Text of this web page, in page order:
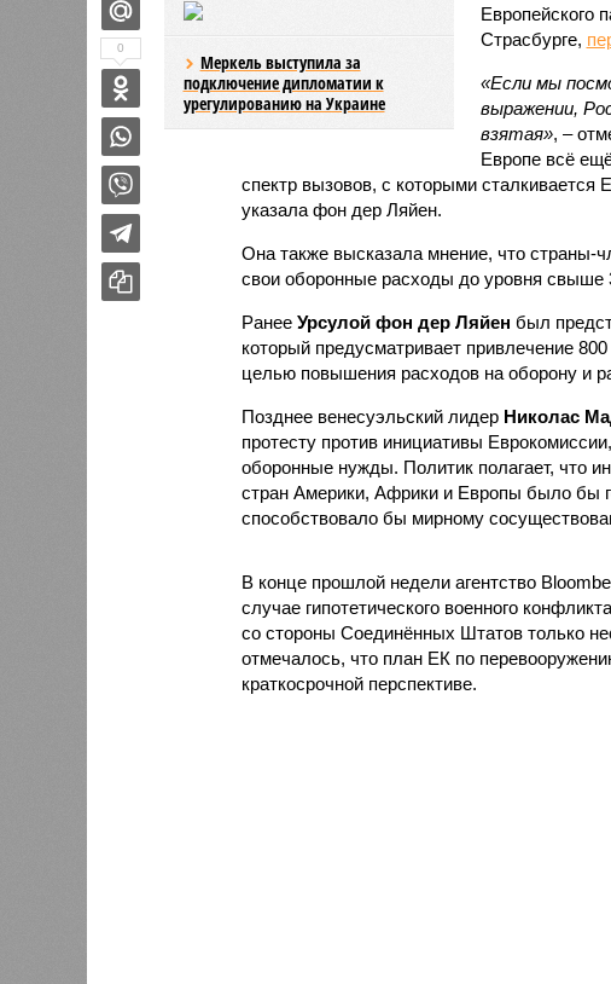
Меркель выступила за
подключение дипломатии к
урегулированию на Украине
Европейского
Страсбурге,
«Если мы
выражении,
взятая», –
Европе всё
спектр вызовов, с которыми
указала фон дер Ляйен.
Она также высказала мнение, что страны-
свои оборонные расходы до уровня свыше
Ранее Урсулой фон дер Ляйен был
который предусматривает привлечение
целью повышения расходов на оборону и
Позднее венесуэльский лидер Николас
протесту против инициативы
оборонные нужды. Политик полагает, что
стран Америки, Африки и Европы было бы
способствовало бы мирному
В конце прошлой недели агентство
случае гипотетического военного конфликта
со стороны Соединённых Штатов только
отмечалось, что план ЕК по
краткосрочной перспективе.
0